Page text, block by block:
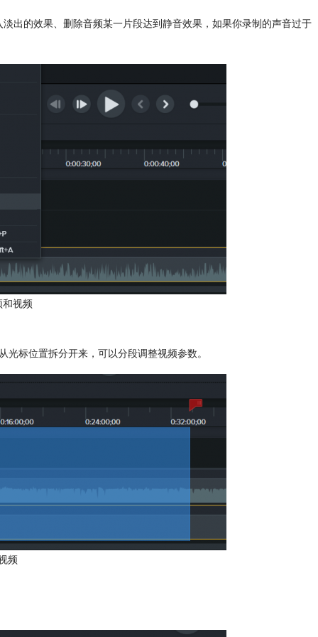
出的效果、删除音频某一片段达到静音效果，如果你录制的声音过于
和视频
标位置拆分开来，可以分段调整视频参数。
频